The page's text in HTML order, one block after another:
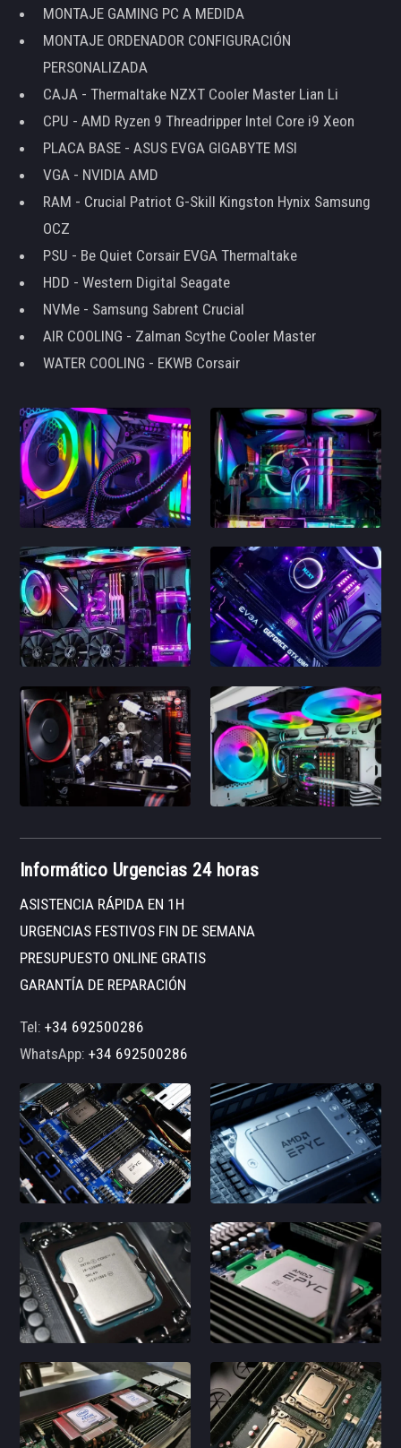
MONTAJE GAMING PC A MEDIDA
MONTAJE ORDENADOR CONFIGURACIÓN
PERSONALIZADA
CAJA - Thermaltake NZXT Cooler Master Lian Li
CPU - AMD Ryzen 9 Threadripper Intel Core i9 Xeon
PLACA BASE - ASUS EVGA GIGABYTE MSI
VGA - NVIDIA AMD
RAM - Crucial Patriot G-Skill Kingston Hynix Samsung
OCZ
PSU - Be Quiet Corsair EVGA Thermaltake
HDD - Western Digital Seagate
NVMe - Samsung Sabrent Crucial
AIR COOLING - Zalman Scythe Cooler Master
WATER COOLING - EKWB Corsair
Informático Urgencias 24 horas
ASISTENCIA RÁPIDA EN 1H
URGENCIAS FESTIVOS FIN DE SEMANA
PRESUPUESTO ONLINE GRATIS
GARANTÍA DE REPARACIÓN
Tel:+34 692500286
WhatsApp:+34 692500286